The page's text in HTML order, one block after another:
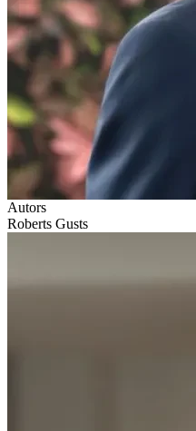
Autors
Roberts Gusts